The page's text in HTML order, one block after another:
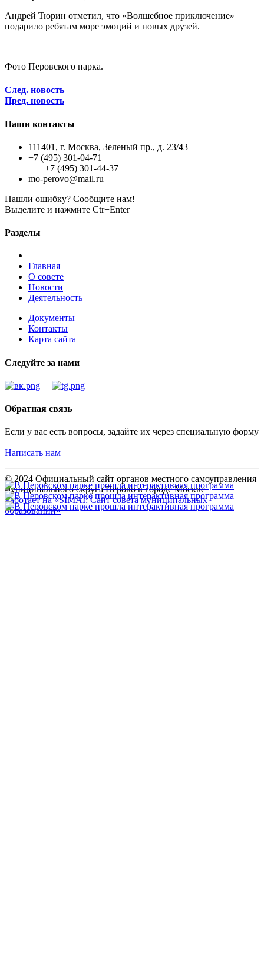
Андрей Тюрин отметил, что «Волшебное приключение»
подарило ребятам море эмоций и новых друзей.
Фото Перовского парка.
След. новость
Пред. новость
Наши контакты
111401, г. Москва, Зеленый пр., д. 23/43
+7 (495) 301-04-71
+7 (495) 301-44-37
mo-perovo@mail.ru
Нашли ошибку? Сообщите нам!
Выделите и нажмите Ctr+Enter
Разделы
Главная
О совете
Новости
Деятельность
Документы
Контакты
Карта сайта
Следуйте за нами
Обратная связь
Если у вас есть вопросы, задайте их через специальную форму
Написать нам
© 2024 Официальный сайт органов местного самоуправления
муниципального округа Перово в городе Москве
Работает на «SIMAI: Сайт совета муниципальных
образований»